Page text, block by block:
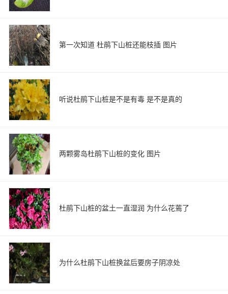
第一次知道 杜鹃下山桩还能枝插 图片
听说杜鹃下山桩是不是有毒 是不是真的
两颗雾岛杜鹃下山桩的变化 图片
杜鹃下山桩的盆土一直湿润 为什么花蔫了
为什么杜鹃下山桩换盆后要房子阴凉处